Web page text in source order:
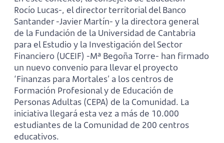
Rocío Lucas-, el director territorial del Banco
Santander -Javier Martín- y la directora general
de la Fundación de la Universidad de Cantabria
para el Estudio y la Investigación del Sector
Financiero (UCEIF) -Mª Begoña Torre- han firmado
un nuevo convenio para llevar el proyecto
‘Finanzas para Mortales’ a los centros de
Formación Profesional y de Educación de
Personas Adultas (CEPA) de la Comunidad. La
iniciativa llegará esta vez a más de 10.000
estudiantes de la Comunidad de 200 centros
educativos.